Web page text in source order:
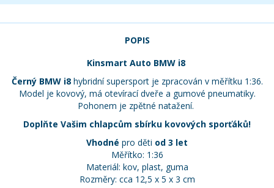
POPIS
Kinsmart Auto BMW i8
Černý BMW i8hybridní supersport je zpracován v měřítku 1:36.
Model je kovový, má otevírací dveře a gumové pneumatiky.
Pohonem je zpětné natažení.
Doplňte Vašim chlapcům sbírku kovových sporťáků!
Vhodné pro děti od 3 let
Měřítko: 1:36
Materiál: kov, plast, guma
Rozměry: cca 12,5 x 5 x 3 cm